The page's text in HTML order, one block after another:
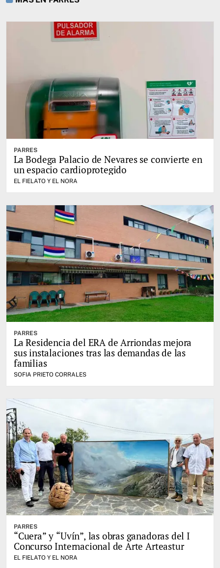
PARRES
La Bodega Palacio de Nevares se convierte en
un espacio cardioprotegido
EL FIELATO Y EL NORA
PARRES
La Residencia del ERA de Arriondas mejora
sus instalaciones tras las demandas de las
familias
SOFIA PRIETO CORRALES
PARRES
“Cuera” y “Uvín”, las obras ganadoras del I
Concurso Internacional de Arte Arteastur
EL FIELATO Y EL NORA